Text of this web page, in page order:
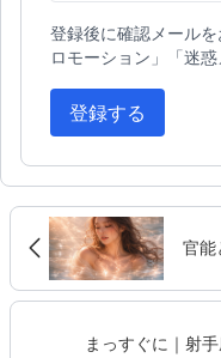
登録後に確認メール
ロモーション」「迷
登録する
官能
まっすぐに｜射